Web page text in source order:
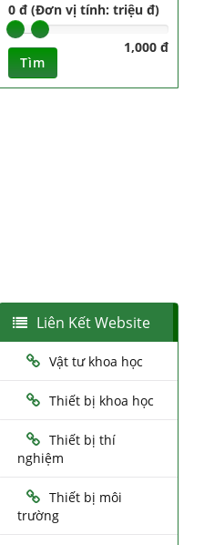
0 đ (Đơn vị tính: triệu đ)
1,000 đ
Tìm
Liên Kết Website
Vật tư khoa học
Thiết bị khoa học
Thiết bị thí
nghiệm
Thiết bị môi
trường